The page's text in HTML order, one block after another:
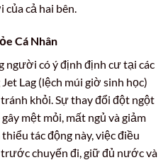
cả hai bên.
Cá Nhân
người có ý định định cư tại các
Lag (lệch múi giờ sinh học)
khỏi. Sự thay đổi đột ngột
mệt mỏi, mất ngủ và giảm
tác động này, việc điều
chuyến đi, giữ đủ nước và